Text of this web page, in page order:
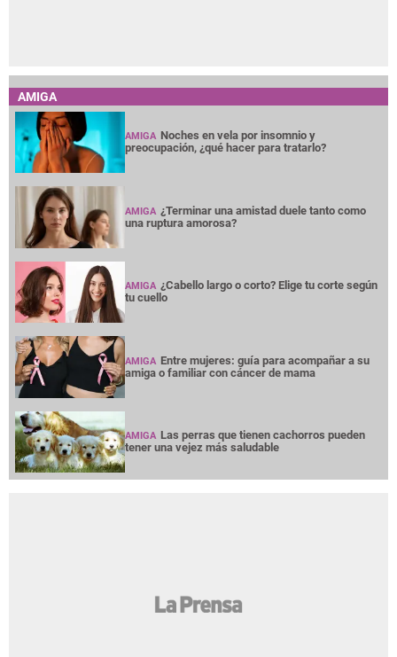
AMIGA
AMIGA Noches en vela por insomnio y
preocupación, ¿qué hacer para tratarlo?
AMIGA ¿Terminar una amistad duele tanto como
una ruptura amorosa?
AMIGA ¿Cabello largo o corto? Elige tu corte según
tu cuello
AMIGA Entre mujeres: guía para acompañar a su
amiga o familiar con cáncer de mama
AMIGA Las perras que tienen cachorros pueden
tener una vejez más saludable